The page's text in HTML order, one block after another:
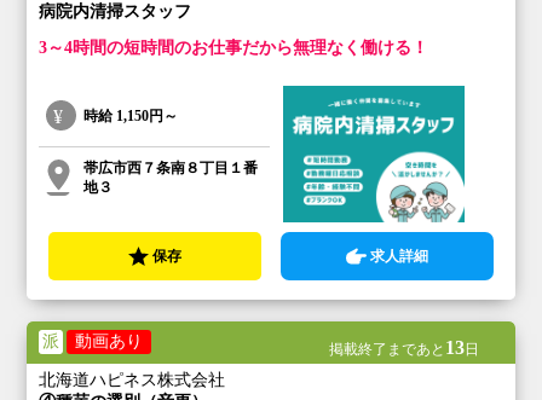
病院内清掃スタッフ
3～4時間の短時間のお仕事だから無理なく働ける！
時給 1,150円～
帯広市西７条南８丁目１番
地３
保存 求人詳細
派 動画あり 掲載終了まであと 13日
北海道ハピネス株式会社